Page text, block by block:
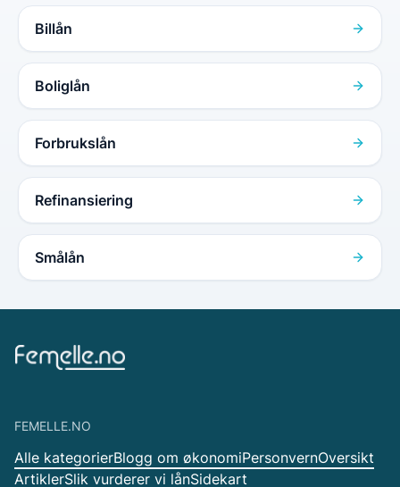
Billån
Boliglån
Forbrukslån
Refinansiering
Smålån
FEMELLE.NO
Alle kategorierBlogg om økonomiPersonvernOversikt
ArtiklerSlik vurderer vi lånSidekart